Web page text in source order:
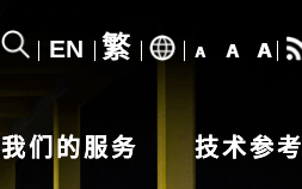
EN 繁 A A A
我们的服务 技术参考